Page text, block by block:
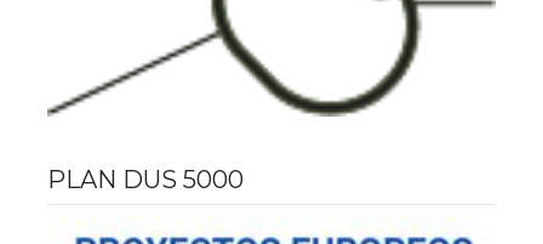
PLAN DUS 5000